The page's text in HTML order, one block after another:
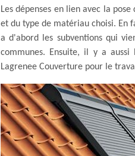
Les dépenses en lien avec la
et du type de matériau choisi. En
a d'abord les subventions qui
communes. Ensuite, il y a
Lagrenee Couverture pour le